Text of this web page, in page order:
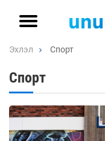
Эхлэл Спорт
Спорт